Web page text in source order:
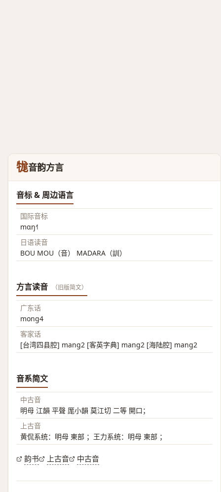
牻音韵方言
音标 & 周边语言
国际音标
mɑŋ˧˥
日语读音
BOU MOU（音） MADARA（訓）
方言读音 （旧版简文）
广东话
mong4
客家话
[台湾四县腔] mang2 [客英字典] mang2 [海陆腔] mang2
音系简文
中古音
明母 江韻 平聲 厖小韻 莫江切 二等 開口；
上古音
黄侃系统：明母 東部 ；王力系统：明母 東部 ；
韵书 上古音 中古音